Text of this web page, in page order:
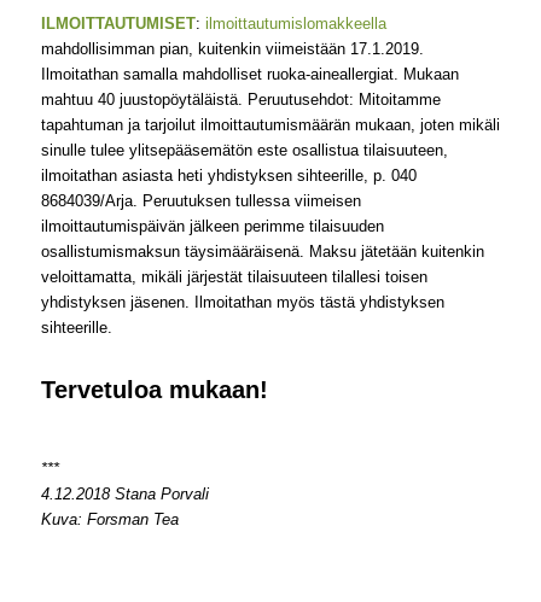
ILMOITTAUTUMISET: ilmoittautumislomakkeella
mahdollisimman pian, kuitenkin viimeistään 17.1.2019.
Ilmoitathan samalla mahdolliset ruoka-aineallergiat. Mukaan
mahtuu 40 juustopöytäläistä. Peruutusehdot: Mitoitamme
tapahtuman ja tarjoilut ilmoittautumismäärän mukaan, joten mikäli
sinulle tulee ylitsepääsemätön este osallistua tilaisuuteen,
ilmoitathan asiasta heti yhdistyksen sihteerille, p. 040
8684039/Arja. Peruutuksen tullessa viimeisen
ilmoittautumispäivän jälkeen perimme tilaisuuden
osallistumismaksun täysimääräisenä. Maksu jätetään kuitenkin
veloittamatta, mikäli järjestät tilaisuuteen tilallesi toisen
yhdistyksen jäsenen. Ilmoitathan myös tästä yhdistyksen
sihteerille.
Tervetuloa mukaan!
***
4.12.2018 Stana Porvali
Kuva: Forsman Tea